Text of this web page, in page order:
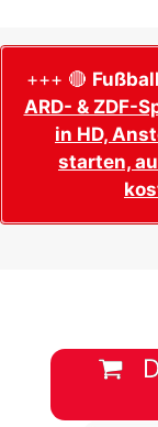
+++ 🔴
ARD- & ZDF-
in HD,
starten,